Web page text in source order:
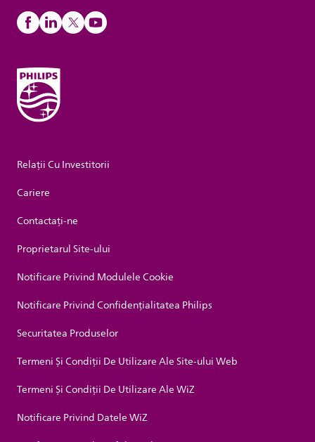
Relații Cu Investitorii
Cariere
Contactaţi-ne
Proprietarul Site-ului
Notificare Privind Modulele Cookie
Notificare Privind Confidențialitatea Philips
Securitatea Produselor
Termeni Și Condiții De Utilizare Ale Site-ului Web
Termeni Și Condiții De Utilizare Ale WiZ
Notificare Privind Datele WiZ